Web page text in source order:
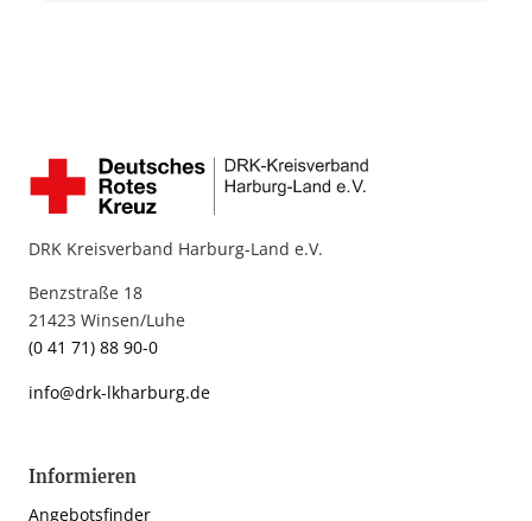
DRK Kreisverband Harburg-Land e.V.
Benzstraße 18
21423 Winsen/Luhe
(0 41 71) 88 90-0
info@drk-lkharburg.de
Informieren
Angebotsfinder